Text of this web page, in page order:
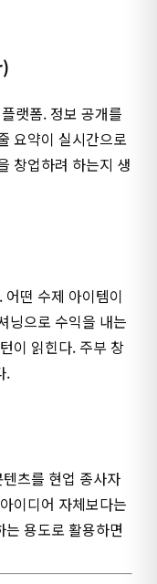
랫폼. 정보 공개를
요약이 실시간으로
창업하려 하는지 생
떤 수제 아이템이
닝으로 수익을 내는
이 읽힌다. 주부 창
.
츠를 현업 종사자
이디어 자체보다는
용도로 활용하면